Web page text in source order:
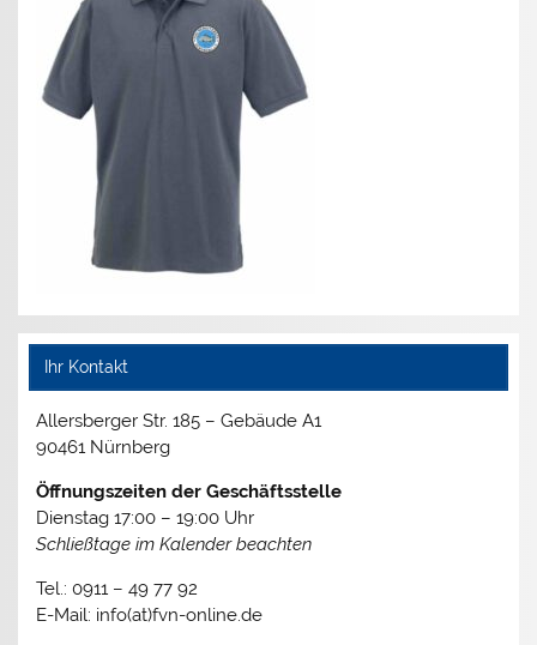
Ihr Kontakt
Allersberger Str. 185 – Gebäude A1
90461 Nürnberg
Öffnungszeiten der Geschäftsstelle
Dienstag 17:00 – 19:00 Uhr
Schließtage im Kalender beachten
Tel.: 0911 – 49 77 92
E-Mail: info(at)fvn-online.de